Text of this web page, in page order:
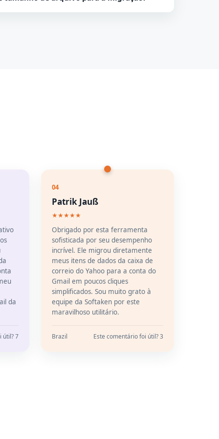
da
útil? 7
04
Patrik Jauß
★★★★★
Obrigado por esta ferramenta
sofisticada por seu desempenho
incrível. Ele migrou diretamente
meus itens de dados da caixa de
correio do Yahoo para a conta do
Gmail em poucos cliques
simplificados. Sou muito grato à
equipe da Softaken por este
maravilhoso utilitário.
Brazil Este comentário foi útil? 3